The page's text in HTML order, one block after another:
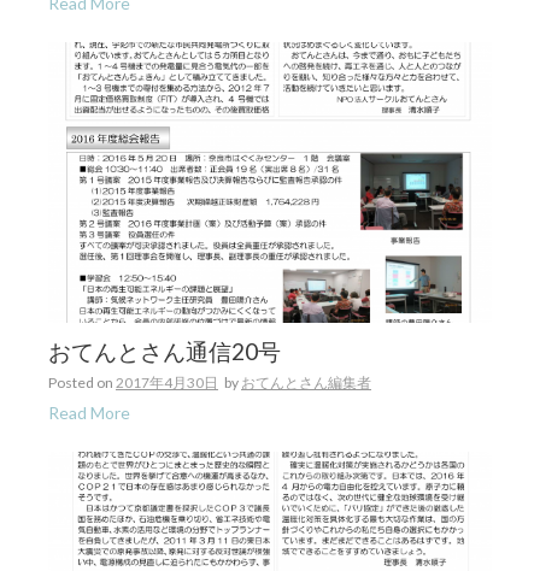
おてんとさん通信20号
Posted on 2017年4月30日 by おてんとさん編集者
Read More